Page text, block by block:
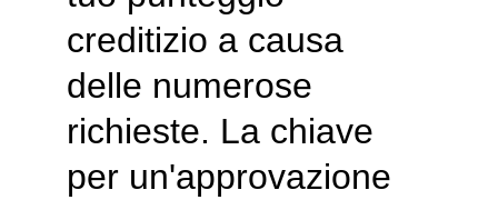
creditizio a causa
delle numerose
richieste. La chiave
per un'approvazione